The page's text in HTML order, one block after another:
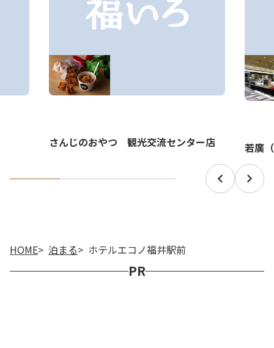
HOME 泊まる ホテルエコノ福井駅前
さんじのおやつ 観光交流センター店 若廣
PR